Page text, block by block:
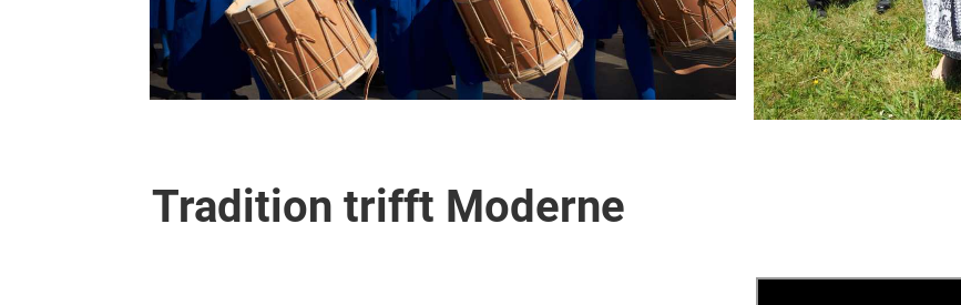
Tradition trifft Moderne